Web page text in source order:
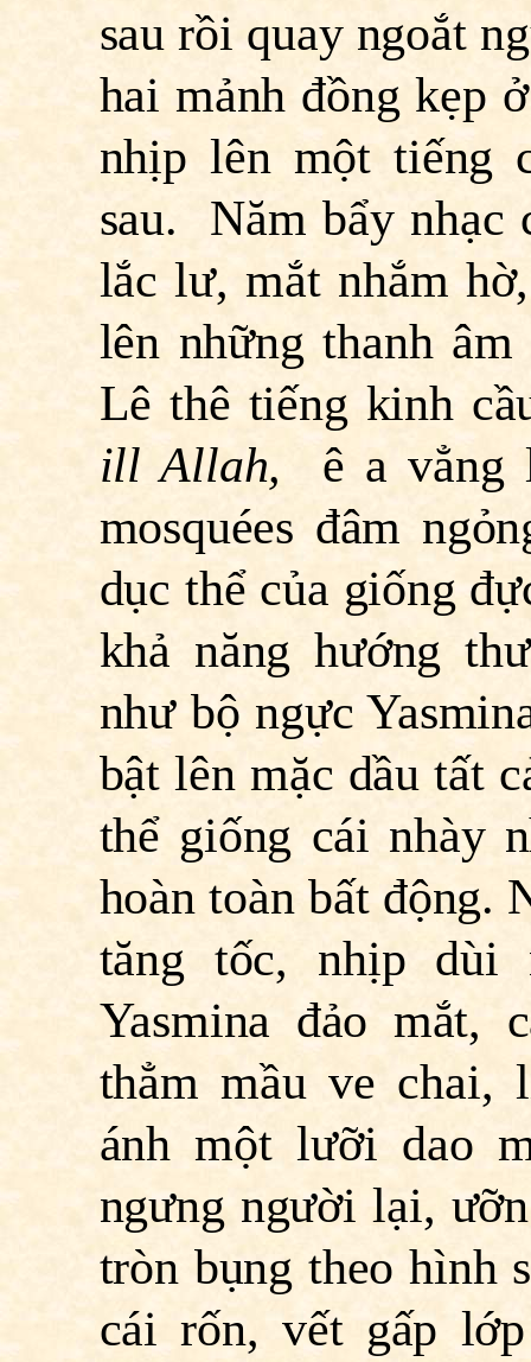
sau rồi quay ngoắt
hai mảnh đồng kẹp
nhịp lên một tiếng
sau. Năm bẩy nhạc
lắc lư, mắt nhắm
lên những thanh
Lê thê tiếng kinh
ill Allah, ê a vẳng
mosquées đâm
dục thể của giống
khả năng hướng
như bộ ngực
bật lên mặc dầu tất
thể giống cái nhày
hoàn toàn bất động.
tăng tốc, nhịp dùi
Yasmina đảo mắt,
thẳm mầu ve chai,
ánh một lưỡi dao
ngưng người lại,
tròn bụng theo hình
cái rốn, vết gấp